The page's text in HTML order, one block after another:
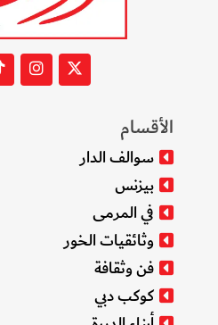
الأقسام
سوالف الدار
بيزنس
في المرمى
وثائقيات الخور
فن وثقافة
كوكب دبي